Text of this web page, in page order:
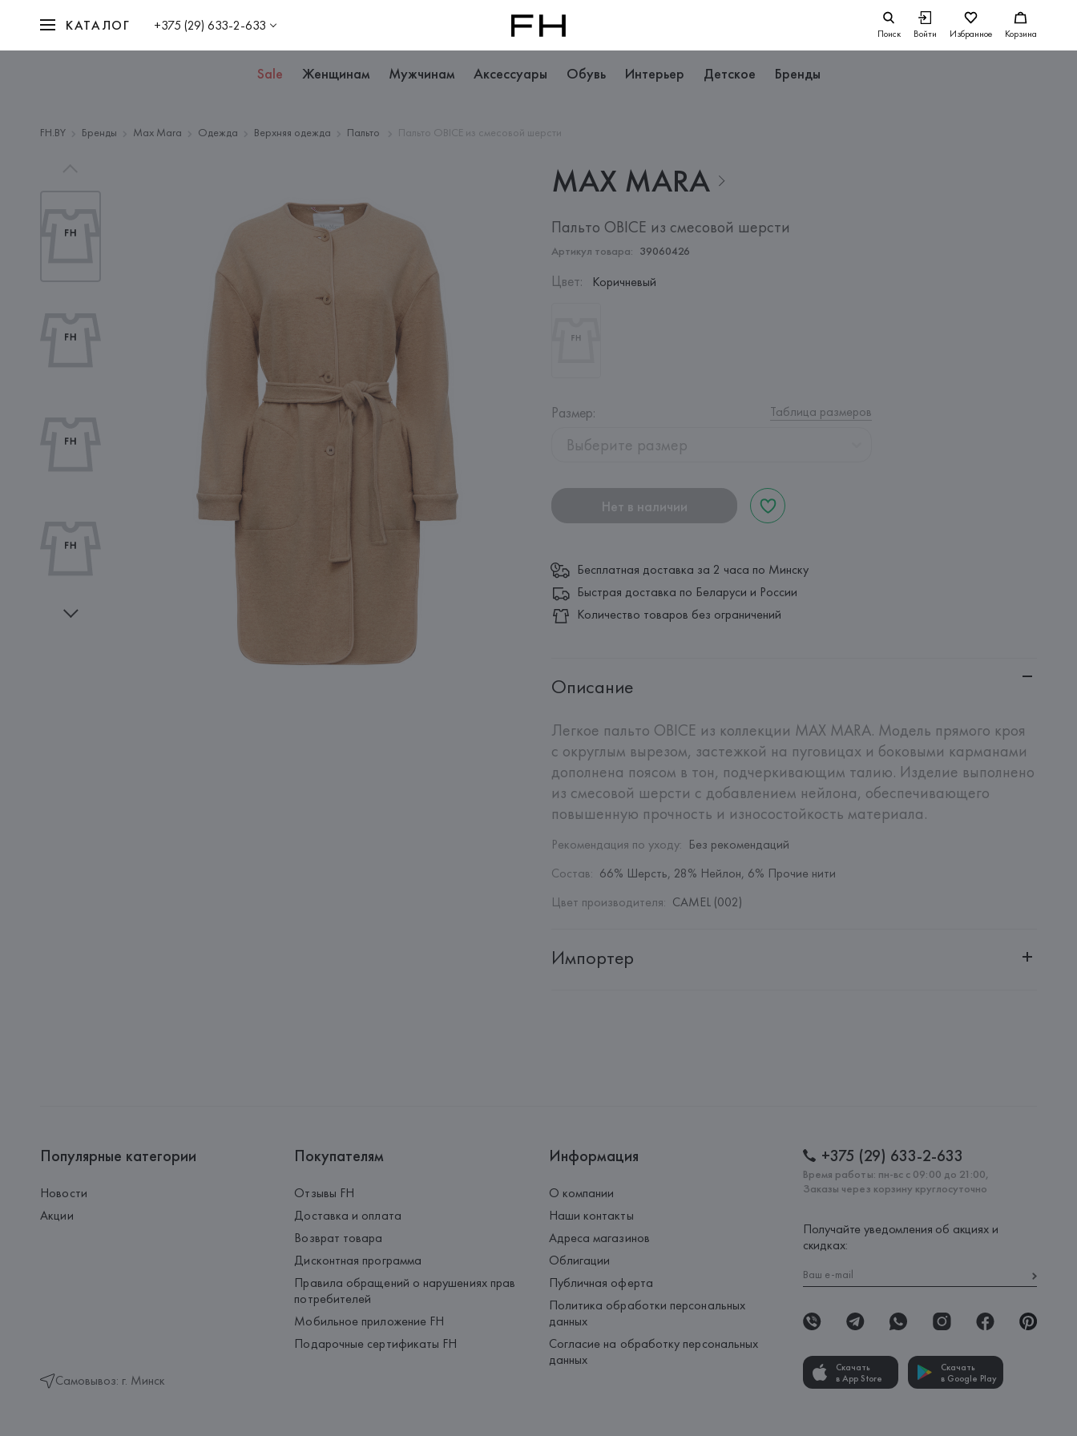
КАТАЛОГ +375 (29) 633-2-633 Поиск Войти Избранное Корзина
Sale Женщинам Мужчинам Аксессуары Обувь Интерьер Детское Бренды
FH.BY Бренды Max Mara Одежда Верхняя одежда Пальто Пальто OBICE из смесовой шерсти
MAX MARA
Пальто OBICE из смесовой шерсти
Артикул товара: 39060426
Цвет: Коричневый
Размер: Таблица размеров
Выберите размер
Нет в наличии
Бесплатная доставка за 2 часа по Минску
Быстрая доставка по Беларуси и России
Количество товаров без ограничений
Описание
Легкое пальто OBICE из коллекции MAX MARA. Модель прямого кроя
с округлым вырезом, застежкой на пуговицах и боковыми карманами
дополнена поясом в тон, подчеркивающим талию. Изделие выполнено
из смесовой шерсти с добавлением нейлона, обеспечивающего
повышенную прочность и износостойкость материала.
Рекомендация по уходу: Без рекомендаций
Состав: 66% Шерсть, 28% Нейлон, 6% Прочие нити
Цвет производителя: CAMEL (002)
Импортер
Популярные категории
Новости
Акции
Самовывоз: г. Минск
Покупателям
Отзывы FH
Доставка и оплата
Возврат товара
Дисконтная программа
Правила обращений о нарушениях прав
потребителей
Мобильное приложение FH
Подарочные сертификаты FH
Информация
О компании
Наши контакты
Адреса магазинов
Облигации
Публичная оферта
Политика обработки персональных
данных
Согласие на обработку персональных
данных
+375 (29) 633-2-633
Время работы: пн-вс с 09:00 до 21:00,
Заказы через корзину круглосуточно
Получайте уведомления об акциях и
скидках:
Скачать
в App Store
Скачать
в Google Play